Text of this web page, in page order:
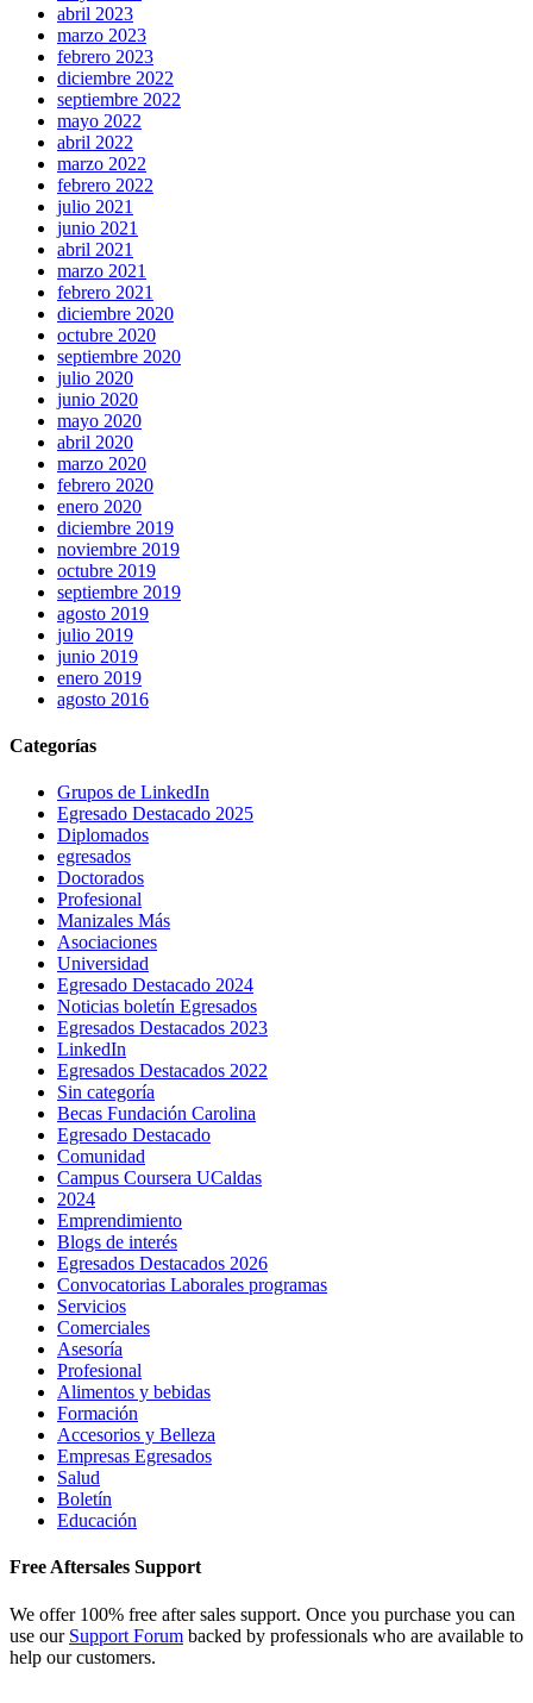
abril 2023
marzo 2023
febrero 2023
diciembre 2022
septiembre 2022
mayo 2022
abril 2022
marzo 2022
febrero 2022
julio 2021
junio 2021
abril 2021
marzo 2021
febrero 2021
diciembre 2020
octubre 2020
septiembre 2020
julio 2020
junio 2020
mayo 2020
abril 2020
marzo 2020
febrero 2020
enero 2020
diciembre 2019
noviembre 2019
octubre 2019
septiembre 2019
agosto 2019
julio 2019
junio 2019
enero 2019
agosto 2016
Categorías
Grupos de LinkedIn
Egresado Destacado 2025
Diplomados
egresados
Doctorados
Profesional
Manizales Más
Asociaciones
Universidad
Egresado Destacado 2024
Noticias boletín Egresados
Egresados Destacados 2023
LinkedIn
Egresados Destacados 2022
Sin categoría
Becas Fundación Carolina
Egresado Destacado
Comunidad
Campus Coursera UCaldas
2024
Emprendimiento
Blogs de interés
Egresados Destacados 2026
Convocatorias Laborales programas
Servicios
Comerciales
Asesoría
Profesional
Alimentos y bebidas
Formación
Accesorios y Belleza
Empresas Egresados
Salud
Boletín
Educación
Free Aftersales Support
We offer 100% free after sales support. Once you purchase you can
use our Support Forum backed by professionals who are available to
help our customers.